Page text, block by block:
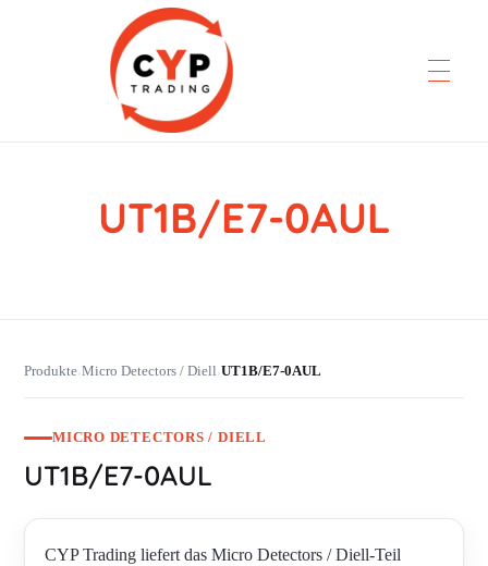
CYP Trading
Professionelle Ersatzteilbeschaffung
UT1B/E7-0AUL
Produkte›Micro Detectors / Diell›UT1B/E7-0AUL
MICRO DETECTORS / DIELL
UT1B/E7-0AUL
CYP Trading liefert das Micro Detectors / Diell-Teil